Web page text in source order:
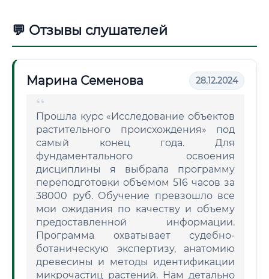
💬 Отзывы слушателей
Марина Семенова 28.12.2024
Прошла курс «Исследование объектов
растительного происхождения» под
самый конец года. Для
фундаментального освоения
дисциплины я выбрала программу
переподготовки объемом 516 часов за
38000 руб. Обучение превзошло все
мои ожидания по качеству и объему
предоставленной информации.
Программа охватывает судебно-
ботаническую экспертизу, анатомию
древесины и методы идентификации
микрочастиц растений. Нам детально